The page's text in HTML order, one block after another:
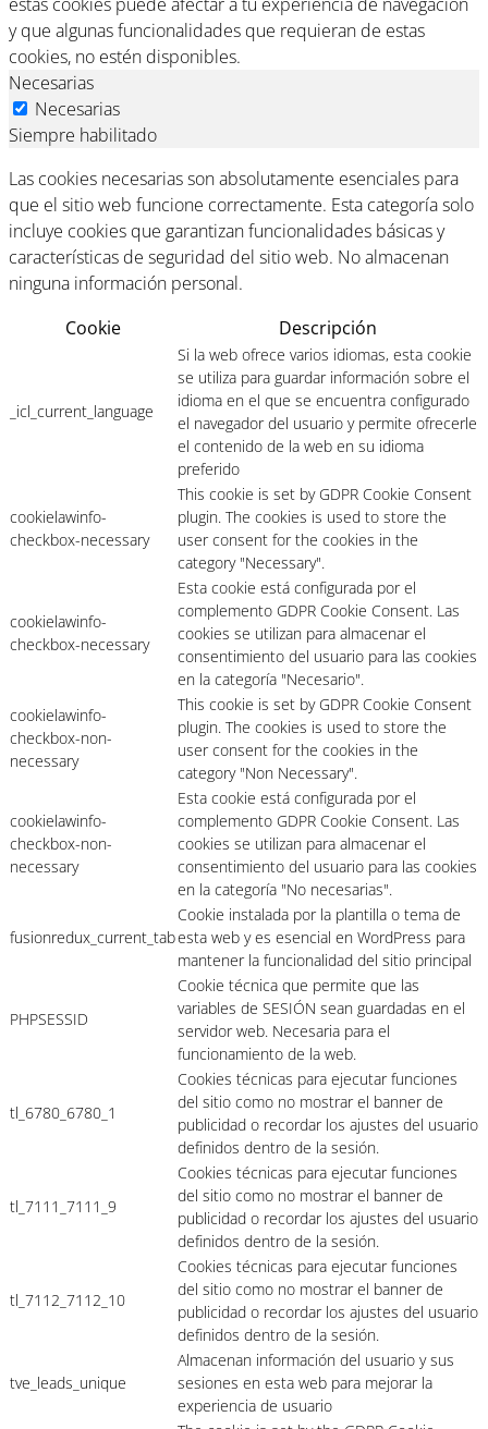
y que algunas funcionalidades que requieran de estas
cookies, no estén disponibles.
Necesarias
Necesarias
Siempre habilitado
Las cookies necesarias son absolutamente esenciales para
que el sitio web funcione correctamente. Esta categoría solo
incluye cookies que garantizan funcionalidades básicas y
características de seguridad del sitio web. No almacenan
ninguna información personal.
Cookie
Descripción
_icl_current_language
Si la web ofrece varios idiomas, esta cookie
se utiliza para guardar información sobre el
idioma en el que se encuentra configurado
el navegador del usuario y permite ofrecerle
el contenido de la web en su idioma
preferido
cookielawinfo-
checkbox-necessary
This cookie is set by GDPR Cookie Consent
plugin. The cookies is used to store the
user consent for the cookies in the
category "Necessary".
cookielawinfo-
checkbox-necessary
Esta cookie está configurada por el
complemento GDPR Cookie Consent. Las
cookies se utilizan para almacenar el
consentimiento del usuario para las cookies
en la categoría "Necesario".
cookielawinfo-
checkbox-non-
necessary
This cookie is set by GDPR Cookie Consent
plugin. The cookies is used to store the
user consent for the cookies in the
category "Non Necessary".
cookielawinfo-
checkbox-non-
necessary
Esta cookie está configurada por el
complemento GDPR Cookie Consent. Las
cookies se utilizan para almacenar el
consentimiento del usuario para las cookies
en la categoría "No necesarias".
fusionredux_current_tab
Cookie instalada por la plantilla o tema de
esta web y es esencial en WordPress para
mantener la funcionalidad del sitio principal
PHPSESSID
Cookie técnica que permite que las
variables de SESIÓN sean guardadas en el
servidor web. Necesaria para el
funcionamiento de la web.
tl_6780_6780_1
Cookies técnicas para ejecutar funciones
del sitio como no mostrar el banner de
publicidad o recordar los ajustes del usuario
definidos dentro de la sesión.
tl_7111_7111_9
Cookies técnicas para ejecutar funciones
del sitio como no mostrar el banner de
publicidad o recordar los ajustes del usuario
definidos dentro de la sesión.
tl_7112_7112_10
Cookies técnicas para ejecutar funciones
del sitio como no mostrar el banner de
publicidad o recordar los ajustes del usuario
definidos dentro de la sesión.
tve_leads_unique
Almacenan información del usuario y sus
sesiones en esta web para mejorar la
experiencia de usuario